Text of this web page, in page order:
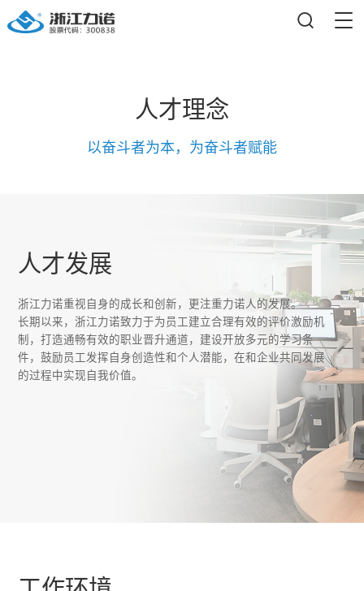
加入我们
人才理念
以奋斗者为本，为奋斗者赋能
人才发展
浙江力诺重视自身的成长和创新，更注重力诺人的发展。
长期以来，浙江力诺致力于为员工建立合理有效的评价激励机
制，打造通畅有效的职业晋升通道，建设开放多元的学习条
件，鼓励员工发挥自身创造性和个人潜能，在和企业共同发展
的过程中实现自我价值。